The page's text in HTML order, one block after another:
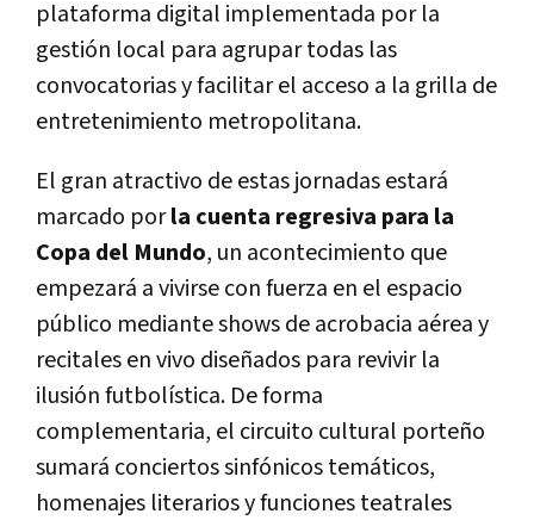
plataforma digital implementada por la
gestión local para agrupar todas las
convocatorias y facilitar el acceso a la grilla de
entretenimiento metropolitana.
El gran atractivo de estas jornadas estará
marcado porla cuenta regresiva para la
Copa del Mundo, un acontecimiento que
empezará a vivirse con fuerza en el espacio
público mediante shows de acrobacia aérea y
recitales en vivo diseñados para revivir la
ilusión futbolística. De forma
complementaria, el circuito cultural porteño
sumará conciertos sinfónicos temáticos,
homenajes literarios y funciones teatrales